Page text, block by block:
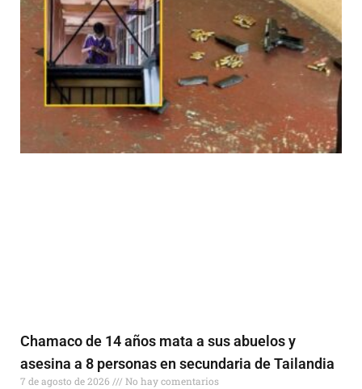
Chamaco de 14 años mata a sus abuelos y
asesina a 8 personas en secundaria de Tailandia
7 de agosto de 2026 No hay comentarios